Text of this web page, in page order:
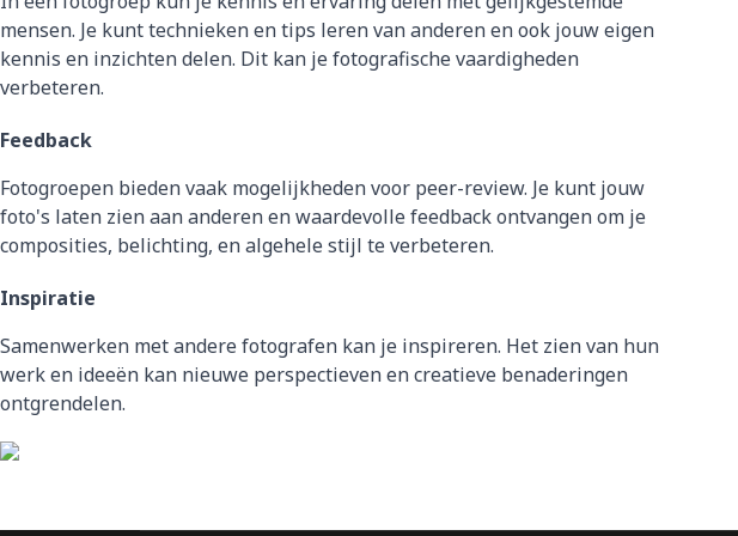
mensen. Je kunt technieken en tips leren van anderen en ook jouw eigen
kennis en inzichten delen. Dit kan je fotografische vaardigheden
verbeteren.
Feedback
Fotogroepen bieden vaak mogelijkheden voor peer-review. Je kunt jouw
foto's laten zien aan anderen en waardevolle feedback ontvangen om je
composities, belichting, en algehele stijl te verbeteren.
Inspiratie
Samenwerken met andere fotografen kan je inspireren. Het zien van hun
werk en ideeën kan nieuwe perspectieven en creatieve benaderingen
ontgrendelen.